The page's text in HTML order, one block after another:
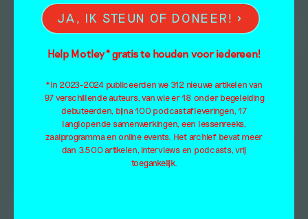
JA, IK STEUN OF DONEER!
Help Motley* gratis te houden voor iedereen!
*In 2023-2024 publiceerden we 312 nieuwe artikelen van
97 verschillende auteurs, van wie er 18 onder begeleiding
debuteerden, bijna 100 podcastafleveringen, 17
langlopende samenwerkingen, een lessenreeks,
zaalprogramma en online events. Het archief bevat meer
dan 3.500 artikelen, interviews en podcasts, vrij
toegankelijk.